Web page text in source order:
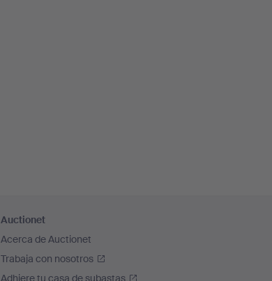
Auctionet
Acerca de Auctionet
Trabaja con nosotros
Adhiere tu casa de subastas